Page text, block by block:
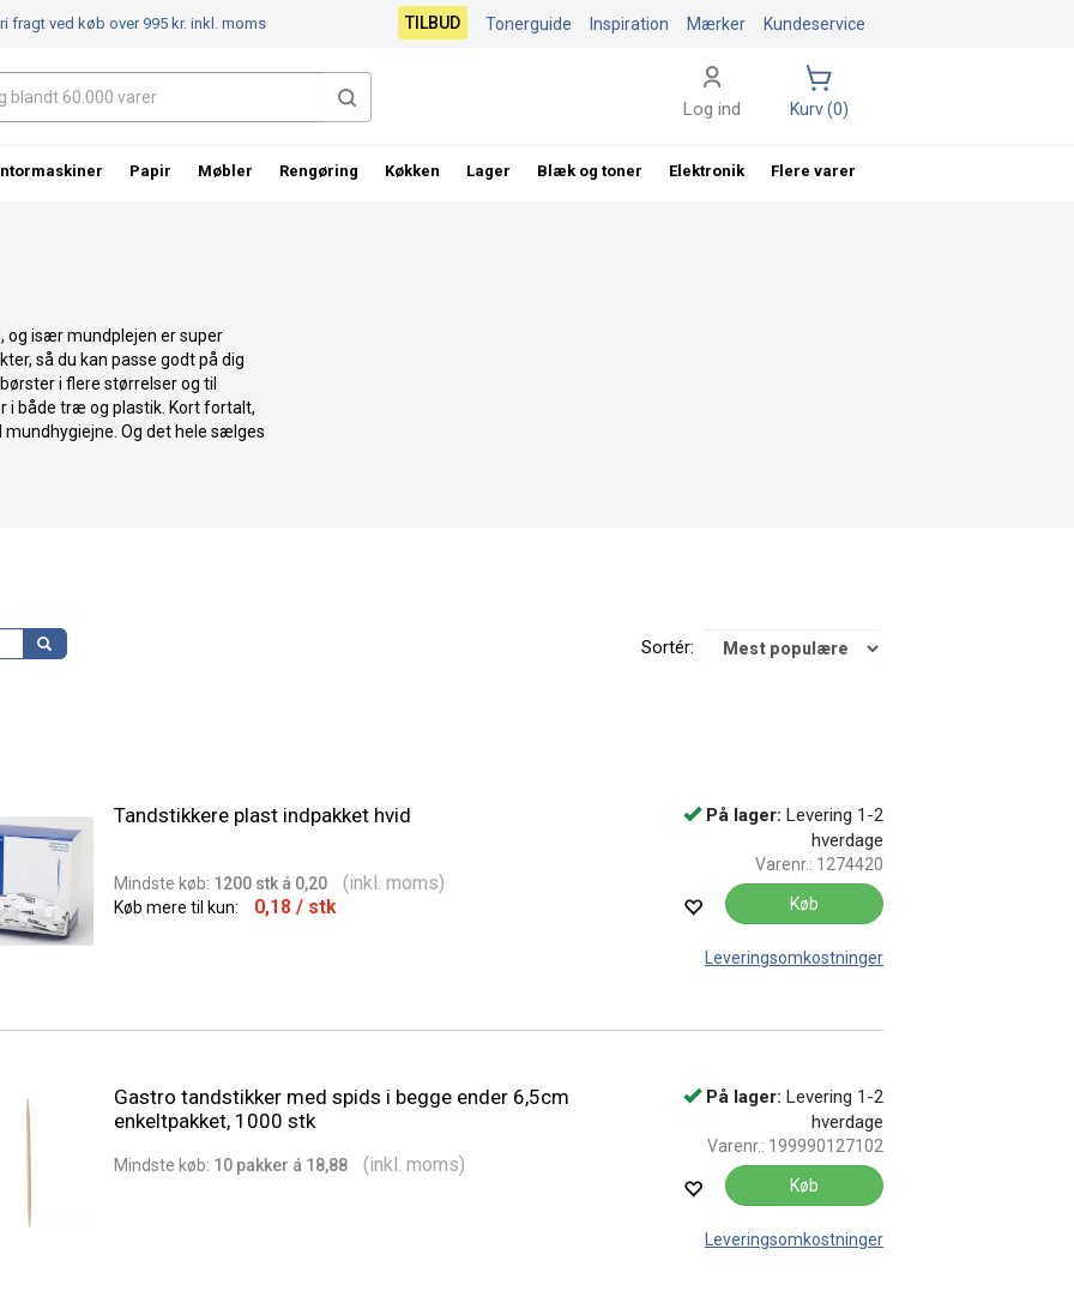
og især mundplejen er super
så du kan passe godt på dig
i flere størrelser og til
i både træ og plastik. Kort fortalt,
mundhygiejne. Og det hele sælges
Sortér:
Tandstikkere plast indpakket hvid
Mindste køb: 1200 stk á 0,20 (inkl. moms)
På lager: Levering 1-2
hverdage
Varenr.: 1274420
Køb mere til kun: 0,18 / stk Køb
Leveringsomkostninger
Gastro tandstikker med spids i begge ender 6,5cm
enkeltpakket, 1000 stk
Mindste køb: 10 pakker á 18,88 (inkl. moms)
På lager: Levering 1-2
hverdage
Varenr.: 199990127102
Køb
Leveringsomkostninger
fragt ved køb over 995 kr.inkl. moms Kundeservice
Mærker
Inspiration
Tonerguide
TILBUD
Log ind Kurv (0)
Papir Møbler Rengøring Køkken Lager Blæk og toner Elektronik Flere varer